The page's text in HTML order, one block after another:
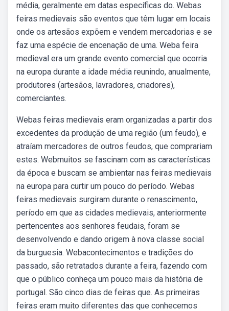
média, geralmente em datas específicas do. Webas
feiras medievais são eventos que têm lugar em locais
onde os artesãos expõem e vendem mercadorias e se
faz uma espécie de encenação de uma. Weba feira
medieval era um grande evento comercial que ocorria
na europa durante a idade média reunindo, anualmente,
produtores (artesãos, lavradores, criadores),
comerciantes.
Webas feiras medievais eram organizadas a partir dos
excedentes da produção de uma região (um feudo), e
atraíam mercadores de outros feudos, que comprariam
estes. Webmuitos se fascinam com as características
da época e buscam se ambientar nas feiras medievais
na europa para curtir um pouco do período. Webas
feiras medievais surgiram durante o renascimento,
período em que as cidades medievais, anteriormente
pertencentes aos senhores feudais, foram se
desenvolvendo e dando origem à nova classe social
da burguesia. Webacontecimentos e tradições do
passado, são retratados durante a feira, fazendo com
que o público conheça um pouco mais da história de
portugal. São cinco dias de feiras que. As primeiras
feiras eram muito diferentes das que conhecemos